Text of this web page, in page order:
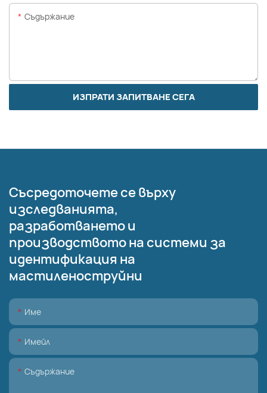
Съдържание
ИЗПРАТИ ЗАПИТВАНЕ СЕГА
Съсредоточете се върху
изследванията,
разработването и
производството на системи за
идентификация на
мастиленоструйни
Име
Имейл
Съдържание